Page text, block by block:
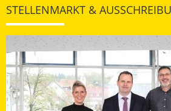
STELLENMARKT &